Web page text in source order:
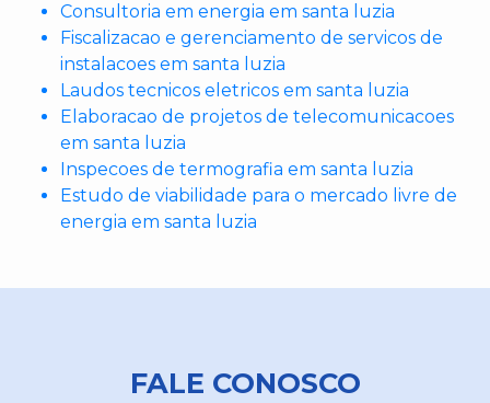
Consultoria em energia em santa luzia
Fiscalizacao e gerenciamento de servicos de
instalacoes em santa luzia
Laudos tecnicos eletricos em santa luzia
Elaboracao de projetos de telecomunicacoes
em santa luzia
Inspecoes de termografia em santa luzia
Estudo de viabilidade para o mercado livre de
energia em santa luzia
FALE CONOSCO